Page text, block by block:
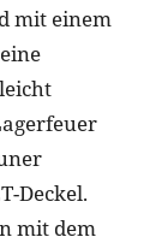
mit einem
Deckel.
mit dem